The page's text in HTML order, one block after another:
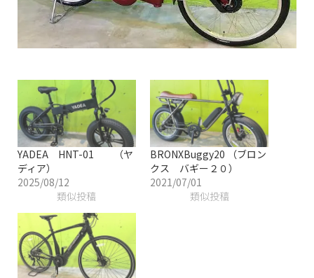
YADEA HNT-01 （ヤ
ディア）
2025/08/12
類似投稿
BRONXBuggy20 （ブロン
クス バギー２０）
2021/07/01
類似投稿